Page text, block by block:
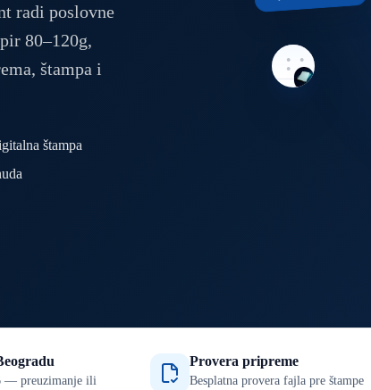
radi poslovne
80–120g,
štampa i
štampa
— preuzimanje ili
Provera pripreme
Besplatna provera fajla pre štampe